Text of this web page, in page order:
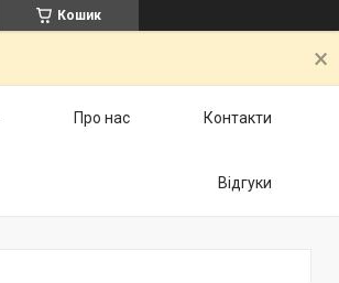
Кошик
Про нас Контакти
Відгуки